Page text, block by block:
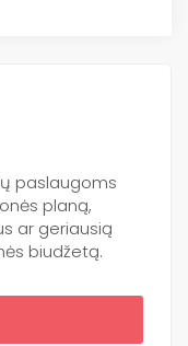
paslaugoms
planą,
ar geriausią
biudžetą.